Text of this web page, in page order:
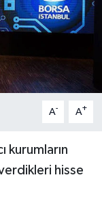
A- A+
kurumların
hisse